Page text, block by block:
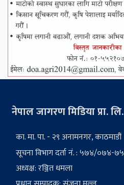
नेपाल जागरण मिडिया प्रा. लि.
का. मा. पा. - २९ अनामनगर, काठमाडौं
सूचना विभाग दर्ता नं. : ५७४/०७४-७५
अध्यक्ष: रञ्जित धमला